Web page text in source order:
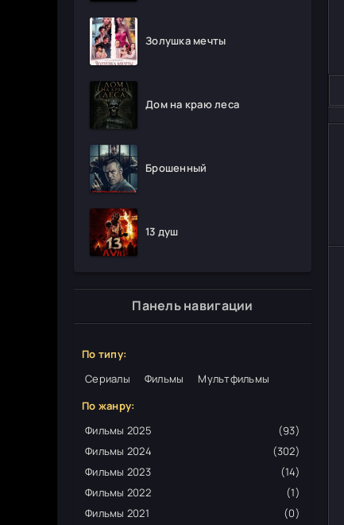
Золушка мечты
Дом на краю леса
Брошенный
13 душ
Панель навигации
По типу:
Сериалы
Фильмы
Мультфильмы
По жанру:
Фильмы 2025
(93)
Фильмы 2024
(302)
Фильмы 2023
(14)
Фильмы 2022
(1)
Фильмы 2021
(0)